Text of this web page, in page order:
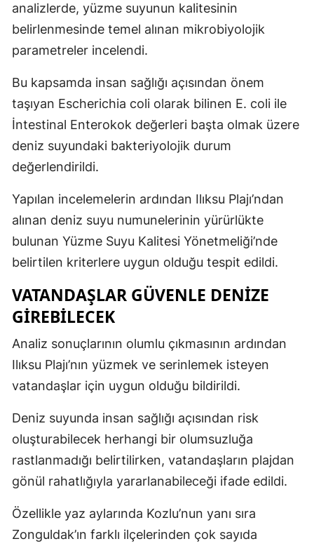
analizlerde, yüzme suyunun kalitesinin
belirlenmesinde temel alınan mikrobiyolojik
parametreler incelendi.
Bu kapsamda insan sağlığı açısından önem
taşıyan Escherichia coli olarak bilinen E. coli ile
İntestinal Enterokok değerleri başta olmak üzere
deniz suyundaki bakteriyolojik durum
değerlendirildi.
Yapılan incelemelerin ardından Ilıksu Plajı’ndan
alınan deniz suyu numunelerinin yürürlükte
bulunan Yüzme Suyu Kalitesi Yönetmeliği’nde
belirtilen kriterlere uygun olduğu tespit edildi.
VATANDAŞLAR GÜVENLE DENİZE
GİREBİLECEK
Analiz sonuçlarının olumlu çıkmasının ardından
Ilıksu Plajı’nın yüzmek ve serinlemek isteyen
vatandaşlar için uygun olduğu bildirildi.
Deniz suyunda insan sağlığı açısından risk
oluşturabilecek herhangi bir olumsuzluğa
rastlanmadığı belirtilirken, vatandaşların plajdan
gönül rahatlığıyla yararlanabileceği ifade edildi.
Özellikle yaz aylarında Kozlu’nun yanı sıra
Zonguldak’ın farklı ilçelerinden çok sayıda